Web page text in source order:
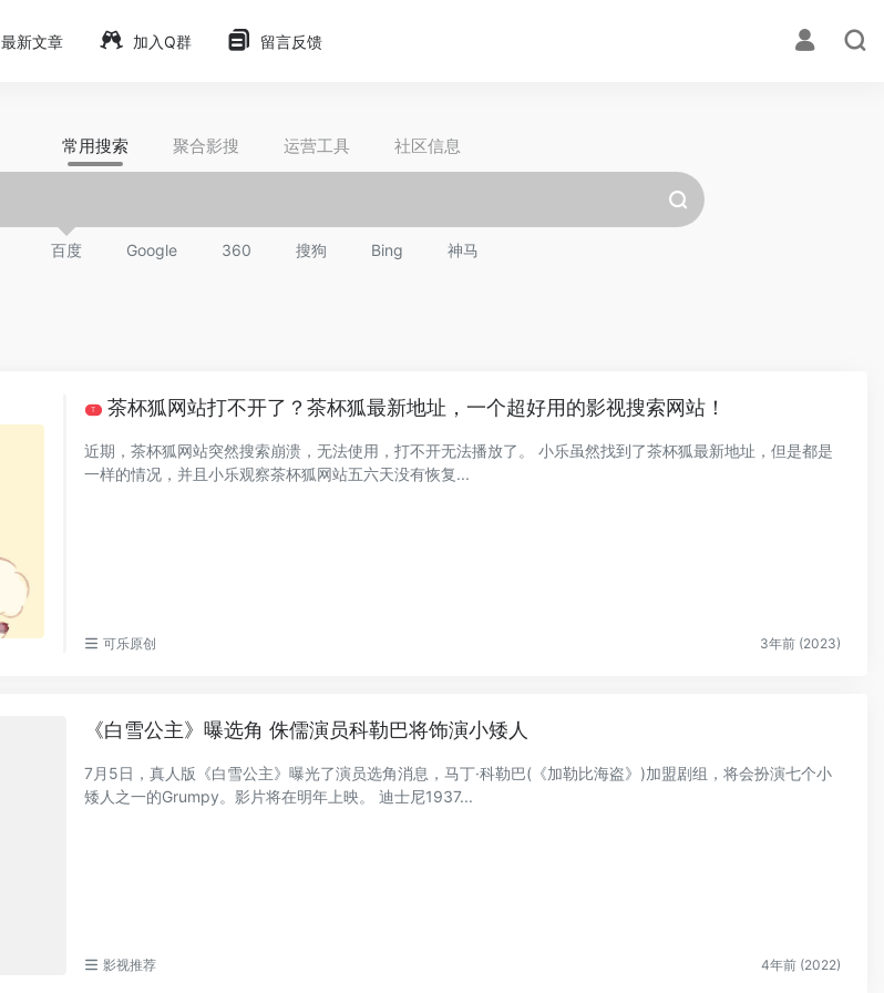
最新文章 加入Q群 留言反馈
常用搜索 聚合影搜 运营工具 社区信息
百度 Google 360 搜狗 Bing 神马
T 茶杯狐网站打不开了？茶杯狐最新地址，一个超好用的影视搜索网站！
近期，茶杯狐网站突然搜索崩溃，无法使用，打不开无法播放了。 小乐虽然找到了茶杯狐最新地址，但是都是
一样的情况，并且小乐观察茶杯狐网站五六天没有恢复...
可乐原创 3年前 (2023)
《白雪公主》曝选角 侏儒演员科勒巴将饰演小矮人
7月5日，真人版《白雪公主》曝光了演员选角消息，马丁·科勒巴(《加勒比海盗》)加盟剧组，将会扮演七个小
矮人之一的Grumpy。影片将在明年上映。 迪士尼1937...
影视推荐 4年前 (2022)